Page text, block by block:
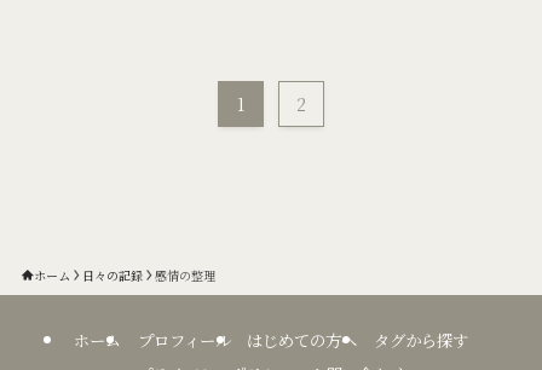
1 2
ホーム 日々の記録 感情の整理
ホーム プロフィール はじめての方へ
タグから探す